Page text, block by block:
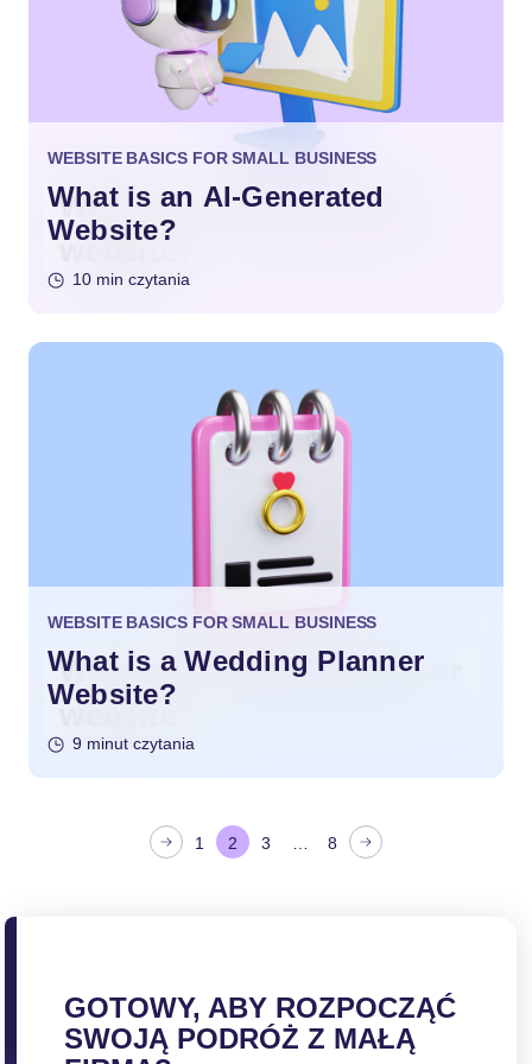
WEBSITE BASICS FOR SMALL BUSINESS
What is an AI-Generated
Website?
10 min czytania
WEBSITE BASICS FOR SMALL BUSINESS
What is a Wedding Planner
Website?
9 minut czytania
1 2 3 … 8
GOTOWY, ABY ROZPOCZĄĆ
SWOJĄ PODRÓŻ Z MAŁĄ